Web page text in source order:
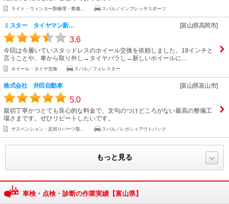
ライト・ウィンカー類修理・整備... スバル／インプレッサスポーツ
ミスター タイヤマン新… [富山県高岡市]
3.6
今回は今履いていスタッドレスのホイール交換を依頼しました。18インチと
言うことや、車から取り外し→タイヤバラし→新しいホイールに…
ホイール・タイヤ交換 スバル／フォレスター
株式会社 井田自動車 [富山県富山市]
5.0
親切丁寧かつとても良心的な料金で、文句のつけどころがない最高の整備工
場さまです。ぜひリピートしたいです。
サスペンション・足回りパーツ取... スバル／レガシィアウトバック
もっと見る
車検・点検・診断の作業実績【富山県】